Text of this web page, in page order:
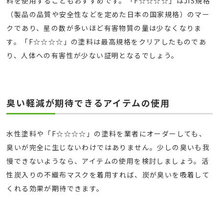
（製品の品質や安全性などを定めた日本の国家規格）のマー
クであり、星の数が多いほど有害物質の量は少なくなりま
す。「F☆☆☆☆」の塗料は最高規格をクリアしたものであ
り、人体への有害性が少ない証明となるでしょう。
臭い軽減が期待できるアイテムの使用
水性塗料や「F☆☆☆☆」の塗料を業者にオーダーしても、
臭いが完全に生じないわけではありません。少しの臭いも我
慢できないようなら、アイテムの使用を検討しましょう。活
性炭入りの不織布マスクを着用すれば、炭が臭いを吸着して
くれる効果が期待できます。